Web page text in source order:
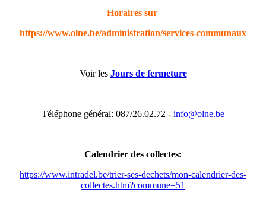
Horaires sur
https://www.olne.be/administration/services-communaux
Voir les Jours de fermeture
Téléphone général: 087/26.02.72 - info@olne.be
Calendrier des collectes:
https://www.intradel.be/trier-ses-dechets/mon-calendrier-des-
collectes.htm?commune=51